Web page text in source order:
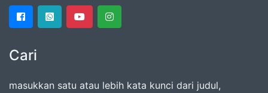
Cari
masukkan satu atau lebih kata kunci dari judul,